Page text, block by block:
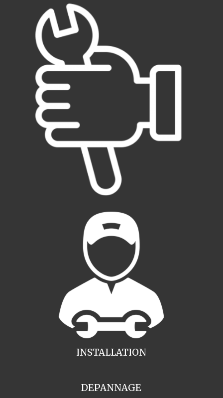
INSTALLATION
DEPANNAGE